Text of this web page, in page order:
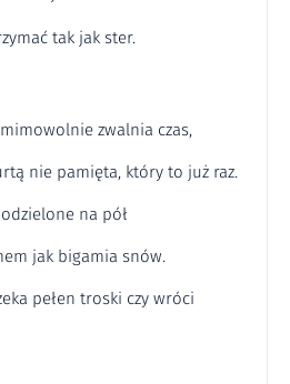
tak jak ster.
zwalnia czas,
nie pamięta, który to już raz.
na pół
jak bigamia snów.
pełen troski czy wróci